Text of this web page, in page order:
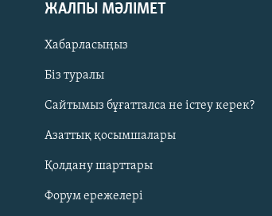
Русский
ЖАЗЫЛЫҢЫЗ
ЖАЛПЫ МӘЛІМЕТ
Хабарласыңыз
Біз туралы
Сайтымыз бұғатталса не істеу керек?
Азаттық қосымшалары
Қолдану шарттары
Форум ережелері